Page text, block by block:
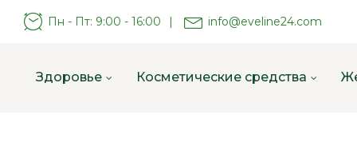
Пн - Пт: 9:00 - 16:00 | info@eveline24.com
Здоровье Косметические средства